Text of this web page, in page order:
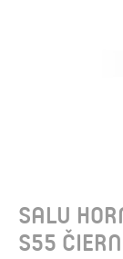
SALU
S55